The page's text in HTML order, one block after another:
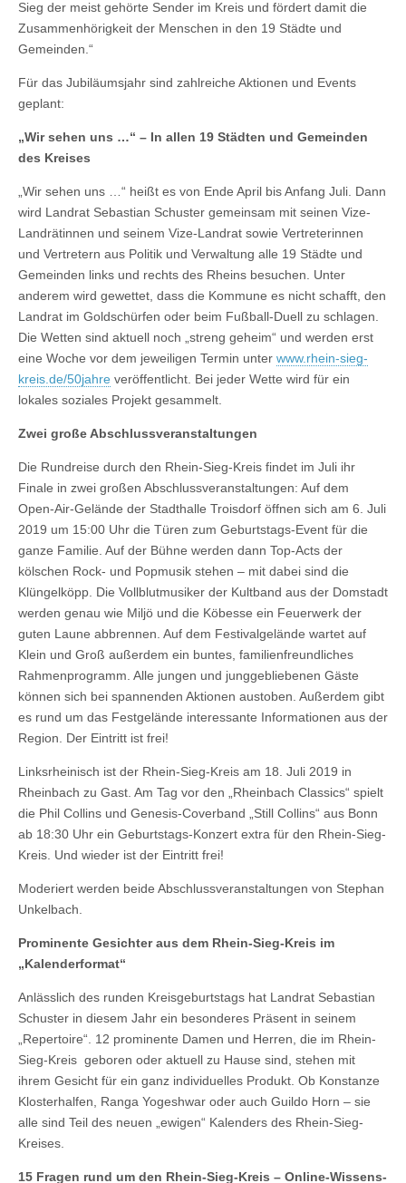
Sieg der meist gehörte Sender im Kreis und fördert damit die
Zusammenhörigkeit der Menschen in den 19 Städte und
Gemeinden.“
Für das Jubiläumsjahr sind zahlreiche Aktionen und Events
geplant:
„Wir sehen uns …“ – In allen 19 Städten und Gemeinden
des Kreises
„Wir sehen uns …“ heißt es von Ende April bis Anfang Juli. Dann
wird Landrat Sebastian Schuster gemeinsam mit seinen Vize-
Landrätinnen und seinem Vize-Landrat sowie Vertreterinnen
und Vertretern aus Politik und Verwaltung alle 19 Städte und
Gemeinden links und rechts des Rheins besuchen. Unter
anderem wird gewettet, dass die Kommune es nicht schafft, den
Landrat im Goldschürfen oder beim Fußball-Duell zu schlagen.
Die Wetten sind aktuell noch „streng geheim“ und werden erst
eine Woche vor dem jeweiligen Termin unter www.rhein-sieg-
kreis.de/50jahre veröffentlicht. Bei jeder Wette wird für ein
lokales soziales Projekt gesammelt.
Zwei große Abschlussveranstaltungen
Die Rundreise durch den Rhein-Sieg-Kreis findet im Juli ihr
Finale in zwei großen Abschlussveranstaltungen: Auf dem
Open-Air-Gelände der Stadthalle Troisdorf öffnen sich am 6. Juli
2019 um 15:00 Uhr die Türen zum Geburtstags-Event für die
ganze Familie. Auf der Bühne werden dann Top-Acts der
kölschen Rock- und Popmusik stehen – mit dabei sind die
Klüngelköpp. Die Vollblutmusiker der Kultband aus der Domstadt
werden genau wie Miljö und die Köbesse ein Feuerwerk der
guten Laune abbrennen. Auf dem Festivalgelände wartet auf
Klein und Groß außerdem ein buntes, familienfreundliches
Rahmenprogramm. Alle jungen und junggebliebenen Gäste
können sich bei spannenden Aktionen austoben. Außerdem gibt
es rund um das Festgelände interessante Informationen aus der
Region. Der Eintritt ist frei!
Linksrheinisch ist der Rhein-Sieg-Kreis am 18. Juli 2019 in
Rheinbach zu Gast. Am Tag vor den „Rheinbach Classics“ spielt
die Phil Collins und Genesis-Coverband „Still Collins“ aus Bonn
ab 18:30 Uhr ein Geburtstags-Konzert extra für den Rhein-Sieg-
Kreis. Und wieder ist der Eintritt frei!
Moderiert werden beide Abschlussveranstaltungen von Stephan
Unkelbach.
Prominente Gesichter aus dem Rhein-Sieg-Kreis im
„Kalenderformat“
Anlässlich des runden Kreisgeburtstags hat Landrat Sebastian
Schuster in diesem Jahr ein besonderes Präsent in seinem
„Repertoire“. 12 prominente Damen und Herren, die im Rhein-
Sieg-Kreis geboren oder aktuell zu Hause sind, stehen mit
ihrem Gesicht für ein ganz individuelles Produkt. Ob Konstanze
Klosterhalfen, Ranga Yogeshwar oder auch Guildo Horn – sie
alle sind Teil des neuen „ewigen“ Kalenders des Rhein-Sieg-
Kreises.
15 Fragen rund um den Rhein-Sieg-Kreis – Online-Wissens-